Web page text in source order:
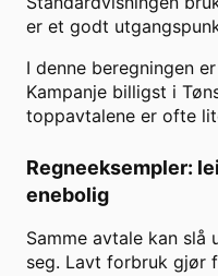
er et godt
I denne beregningen er
Kampanje billigst i
toppavtalene er ofte
Regneeksempler:
enebolig
Samme avtale kan
seg. Lavt forbruk gjør